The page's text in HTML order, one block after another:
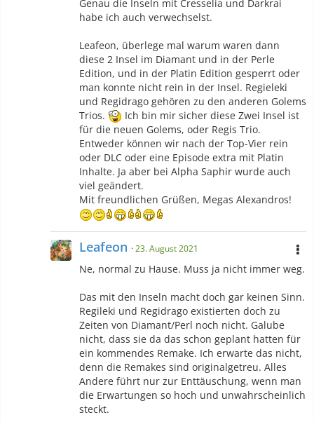
Genau die Inseln mit Cresselia und Darkrai
habe ich auch verwechselst.
Leafeon, überlege mal warum waren dann
diese 2 Insel im Diamant und in der Perle
Edition, und in der Platin Edition gesperrt oder
man konnte nicht rein in der Insel. Regieleki
und Regidrago gehören zu den anderen Golems
Trios.
Ich bin mir sicher diese Zwei Insel ist
für die neuen Golems, oder Regis Trio.
Entweder können wir nach der Top-Vier rein
oder DLC oder eine Episode extra mit Platin
Inhalte. Ja aber bei Alpha Saphir wurde auch
viel geändert.
Mit freundlichen Grüßen, Megas Alexandros!
Leafeon 23. August 2021
Ne, normal zu Hause. Muss ja nicht immer weg.
Das mit den Inseln macht doch gar keinen Sinn.
Regileki und Regidrago existierten doch zu
Zeiten von Diamant/Perl noch nicht. Galube
nicht, dass sie da das schon geplant hatten für
ein kommendes Remake. Ich erwarte das nicht,
denn die Remakes sind originalgetreu. Alles
Andere führt nur zur Enttäuschung, wenn man
die Erwartungen so hoch und unwahrscheinlich
steckt.